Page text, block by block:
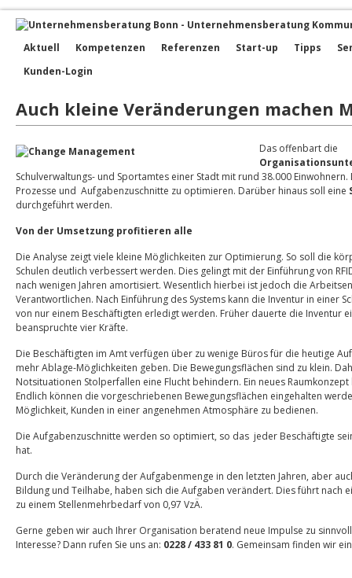
Aktuell Kompetenzen Referenzen Start-up Tipps
Kunden-Login
Auch kleine Veränderungen machen
Das offenbart die
Schulverwaltungs- und Sportamtes einer Stadt mit rund 38.000
Prozesse und Aufgabenzuschnitte zu optimieren. Darüber hinaus soll eine
durchgeführt werden.
Von der Umsetzung profitieren alle
Die Analyse zeigt viele kleine Möglichkeiten zur Optimierung. So soll die
Schulen deutlich verbessert werden. Dies gelingt mit der Einführung von
nach wenigen Jahren amortisiert. Wesentlich hierbei ist jedoch die
Verantwortlichen. Nach Einführung des Systems kann die Inventur in einer
von nur einem Beschäftigten erledigt werden. Früher dauerte die Inventur
beanspruchte vier Kräfte.
Die Beschäftigten im Amt verfügen über zu wenige Büros für die heutige
mehr Ablage-Möglichkeiten geben. Die Bewegungsflächen sind zu klein.
Notsituationen Stolperfallen eine Flucht behindern. Ein neues
Endlich können die vorgeschriebenen Bewegungsflächen eingehalten
Möglichkeit, Kunden in einer angenehmen Atmosphäre zu bedienen.
Die Aufgabenzuschnitte werden so optimiert, so das jeder Beschäftigte
hat.
Durch die Veränderung der Aufgabenmenge in den letzten Jahren, aber
Bildung und Teilhabe, haben sich die Aufgaben verändert. Dies führt nach
zu einem Stellenmehrbedarf von 0,97 VzÄ.
Gerne geben wir auch Ihrer Organisation beratend neue Impulse zu
Interesse? Dann rufen Sie uns an: 0228 / 433 81 0. Gemeinsam finden wir